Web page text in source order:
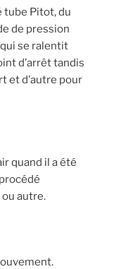
Pitot, du
de pression
se ralentit
d’arrêt tandis
et d’autre pour
quand il a été
autre.